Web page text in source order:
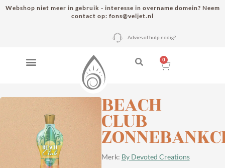
Webshop niet meer in gebruik - interesse in overname domein? Neem
contact op: fons@veljet.nl
Advies of hulp nodig?
0
BEACH
CLUB
Merk: By Devoted Creations